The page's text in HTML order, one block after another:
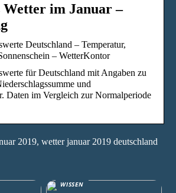
Wetter im Januar –
Deutschland – Temperatur,
– WetterKontor
für Deutschland mit Angaben zu
und
Daten im Vergleich zur Normalperiode
2019, wetter januar 2019 deutschland
WISSEN